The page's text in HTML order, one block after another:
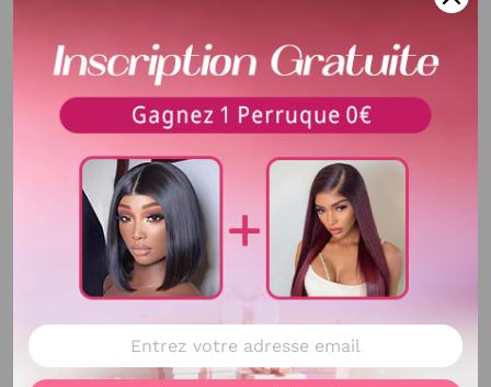
distance et la transite de la
CHINE vers votre PAYS.
Densité 300% densité
12 pouces , 14 pouces et 20
curly Wave
Délai d'utilisation Plus de 3 ans
Couleur de cheveux Noir